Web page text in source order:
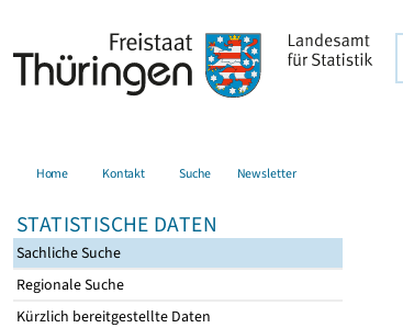
Home Kontakt Suche Newsletter
STATISTISCHE DATEN
Sachliche Suche
Regionale Suche
Kürzlich bereitgestellte Daten